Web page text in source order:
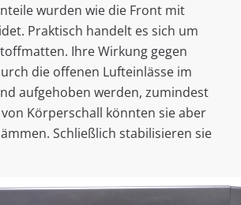
wurden wie die Front mit
Praktisch handelt es sich um
Ihre Wirkung gegen
die offenen Lufteinlässe im
aufgehoben werden, zumindest
Körperschall könnten sie aber
Schließlich stabilisieren sie